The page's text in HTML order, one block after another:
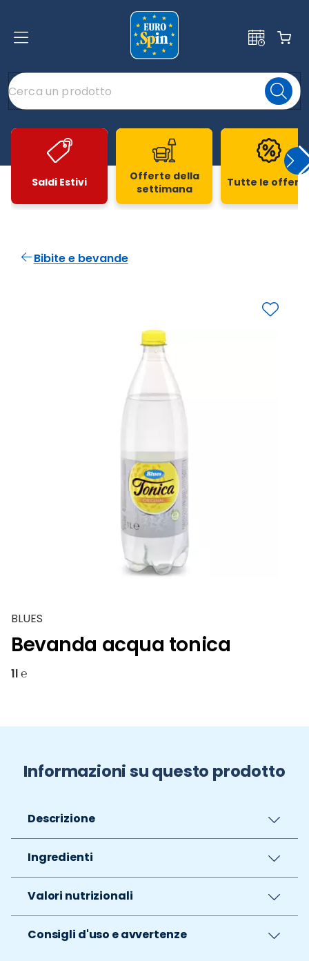
Saldi Estivi
Offerte della
settimana
Tutte le
Bibite e bevande
BLUES
Bevanda acqua tonica
1l ℮
Informazioni su questo prodotto
Descrizione
Ingredienti
Valori nutrizionali
Consigli d'uso e avvertenze